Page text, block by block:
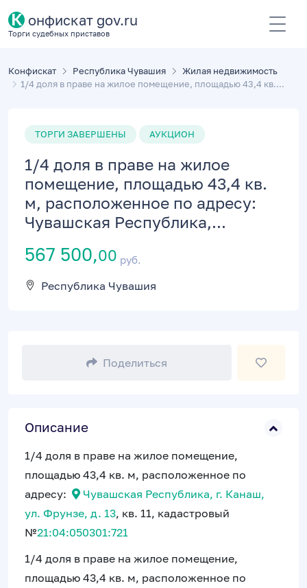
К онфискат gov.ru
Торги судебных приставов
Конфискат Республика Чувашия
Жилая недвижимость
1/4 доля в праве на жилое помещение, площадью 43,4 кв....
ТОРГИ ЗАВЕРШЕНЫ АУКЦИОН
1/4 доля в праве на жилое
помещение, площадью 43,4 кв.
м, расположенное по адресу:
Чувашская Республика,...
567 500,00 руб.
Республика Чувашия
Поделиться
Описание
1/4 доля в праве на жилое помещение,
площадью 43,4 кв. м, расположенное по
адресу:
Чувашская Республика, г. Канаш,
ул. Фрунзе, д. 13, кв. 11, кадастровый
№21:04:050301:721
1/4 доля в праве на жилое помещение,
площадью 43,4 кв. м, расположенное по